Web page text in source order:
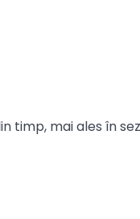
timp, mai ales în